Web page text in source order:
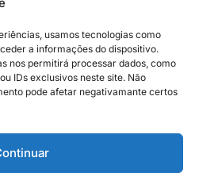
usamos tecnologias como
a informações do dispositivo.
nos permitirá processar dados, como
IDs exclusivos neste site. Não
pode afetar negativamante certos
Santo.
Cidades